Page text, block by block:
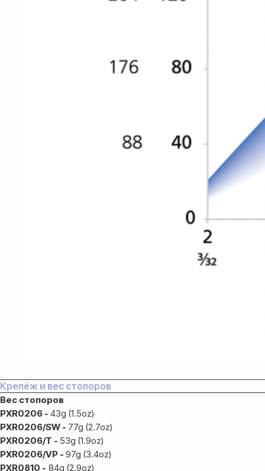
Крепёж и вес стопоров
Вес стопоров
PXR0206 - 43g (1.5oz)
PXR0206/SW - 77g (2.7oz)
PXR0206/T - 53g (1.9oz)
PXR0206/VP - 97g (3.4oz)
PXR0810 - 84g (2.9oz)
По России — 300₽,
срок доставки 2-3 дня
По СНГ — 1000₽,
срок доставки от 5 дней